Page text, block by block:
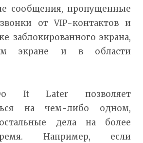
сообщения, пропущенные
от VIP-контактов и
заблокированного экрана,
экране и в области
It Later позволяет
на чем-либо одном,
дела на более
Например, если